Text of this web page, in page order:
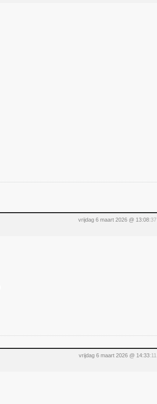
vrijdag 6 maart 2026 @ 13:08:37
vrijdag 6 maart 2026 @ 14:33:11